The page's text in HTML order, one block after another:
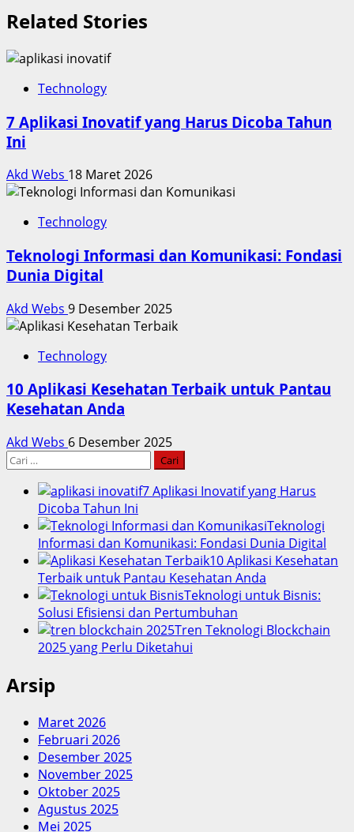
Related Stories
Technology
7 Aplikasi Inovatif yang Harus Dicoba Tahun
Ini
Akd Webs 18 Maret 2026
Technology
Teknologi Informasi dan Komunikasi: Fondasi
Dunia Digital
Akd Webs 9 Desember 2025
Technology
10 Aplikasi Kesehatan Terbaik untuk Pantau
Kesehatan Anda
Akd Webs 6 Desember 2025
Cari
7 Aplikasi Inovatif yang Harus
Dicoba Tahun Ini
Teknologi
Informasi dan Komunikasi: Fondasi Dunia Digital
10 Aplikasi Kesehatan
Terbaik untuk Pantau Kesehatan Anda
Teknologi untuk Bisnis:
Solusi Efisiensi dan Pertumbuhan
Tren Teknologi Blockchain
2025 yang Perlu Diketahui
Arsip
Maret 2026
Februari 2026
Desember 2025
November 2025
Oktober 2025
Agustus 2025
Mei 2025